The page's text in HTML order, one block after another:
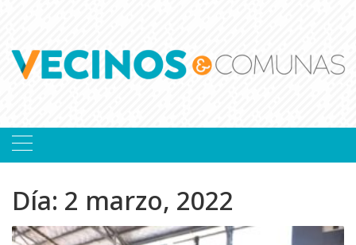
Día: 2 marzo, 2022